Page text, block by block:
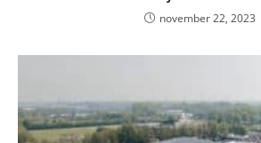
november 22, 2023